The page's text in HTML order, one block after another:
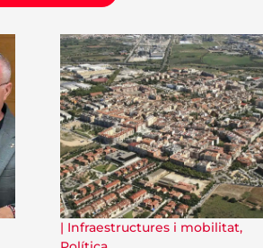
| Infraestructures i mobilitat,